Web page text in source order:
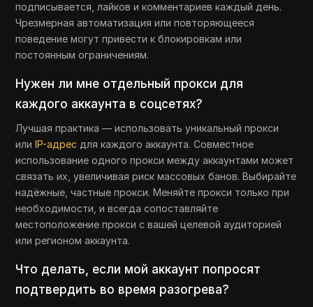
подписывается, лайков и комментариев каждый день.
Чрезмерная автоматизация или повторяющееся
поведение могут привести к блокировкам или
постоянным ограничениям.
Нужен ли мне отдельный прокси для
каждого аккаунта в соцсетях?
Лучшая практика — использовать уникальный прокси
илиIP-адрес для каждого аккаунта. Совместное
использование одного прокси между аккаунтами может
связать их, увеличивая риск массовых банов. Выбирайте
надёжные, частные прокси. Меняйте прокси только при
необходимости, и всегда сопоставляйте
местоположение прокси с вашей целевой аудиторией
или регионом аккаунта.
Что делать, если мой аккаунт попросят
подтвердить во время разогрева?